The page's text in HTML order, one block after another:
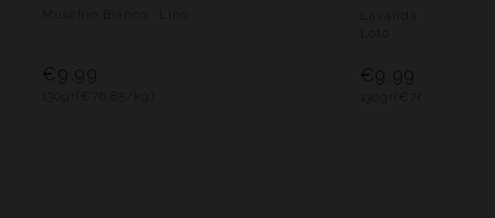
€9.99
(€76.85/kg)
€9.99
(€76.85/kg)